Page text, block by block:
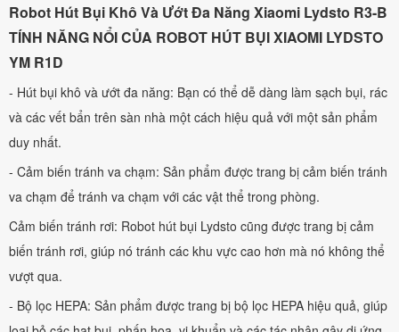
Robot Hút Bụi Khô Và Ướt Đa Năng Xiaomi Lydsto R3-B
TÍNH NĂNG NỔI CỦA ROBOT HÚT BỤI XIAOMI LYDSTO
YM R1D
- Hút bụi khô và ướt đa năng: Bạn có thể dễ dàng làm sạch bụi, rác
và các vết bẩn trên sàn nhà một cách hiệu quả với một sản phẩm
duy nhất.
- Cảm biến tránh va chạm: Sản phẩm được trang bị cảm biến tránh
va chạm để tránh va chạm với các vật thể trong phòng.
Cảm biến tránh rơi: Robot hút bụi Lydsto cũng được trang bị cảm
biến tránh rơi, giúp nó tránh các khu vực cao hơn mà nó không thể
vượt qua.
- Bộ lọc HEPA: Sản phẩm được trang bị bộ lọc HEPA hiệu quả, giúp